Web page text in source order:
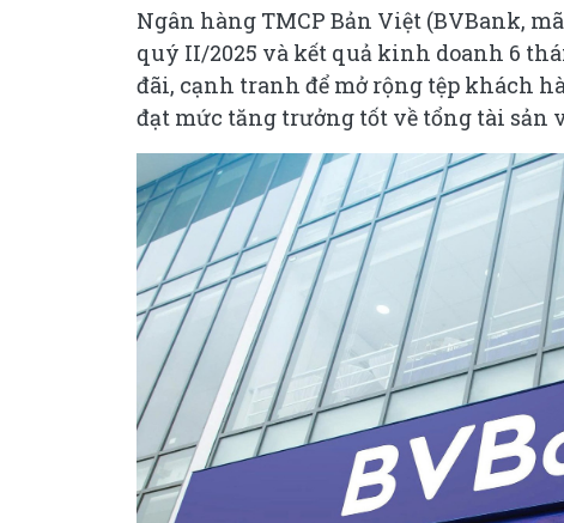
Ngân hàng TMCP Bản Việt (BVBank,
quý II/2025 và kết quả kinh doanh 6
đãi, cạnh tranh để mở rộng tệp khách
đạt mức tăng trưởng tốt về tổng tài sản